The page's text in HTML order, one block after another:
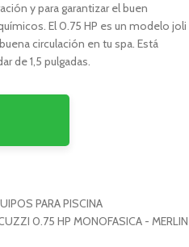
y para garantizar el buen
El 0.75 HP es un modelo joli
circulación en tu spa. Está
de 1,5 pulgadas.
PARA PISCINA
0.75 HP MONOFASICA - MERLIN